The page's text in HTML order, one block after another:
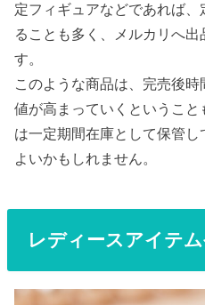
定フィギュアなどであれば
ることも多く、メルカリへ
す。
このような商品は、完売後
値が高まっていくというこ
は一定期間在庫として保管
よいかもしれません。
レディースアイテ